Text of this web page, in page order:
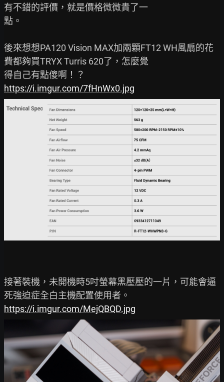
有不錯的評價，就是價格微微貴了一
點。
後來想想PA120 Vision MAX加兩顆FT12 WH風扇的花
費都夠買TRYX Turris 620了，怎麼覺
https://i.imgur.com/7fHnWx0.jpg
接著裝機，未開機時5吋螢幕黑壓壓的一片，可能會逼
https://i.imgur.com/MejQBQD.jpg